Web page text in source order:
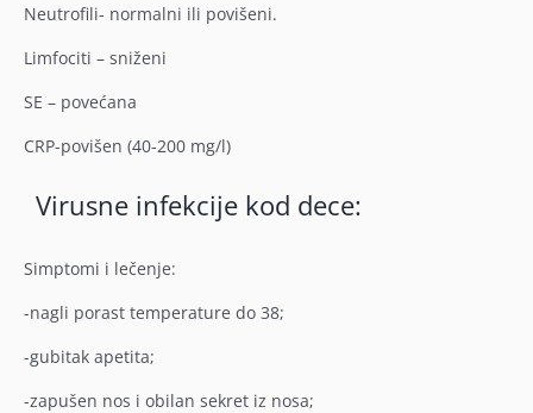
Neutrofili- normalni ili povišeni.
Limfociti – sniženi
SE – povećana
CRP-povišen (40-200 mg/l)
Virusne infekcije kod dece:
Simptomi i lečenje:
-nagli porast temperature do 38;
-gubitak apetita;
-zapušen nos i obilan sekret iz nosa;